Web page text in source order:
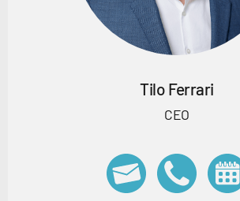
Tilo Ferrari
CEO